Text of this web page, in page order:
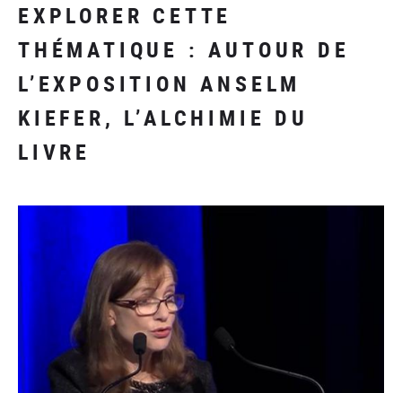
EXPLORER CETTE
THÉMATIQUE : AUTOUR DE
L’EXPOSITION ANSELM
KIEFER, L’ALCHIMIE DU
LIVRE